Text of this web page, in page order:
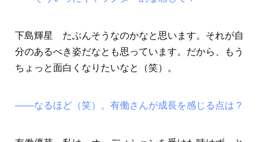
下島輝星 たぶんそうなのかなと思います。それが自
分のあるべき姿だなとも思っています。だから、もう
ちょっと面白くなりたいなと（笑）。
――なるほど（笑）。有働さんが成長を感じる点は？